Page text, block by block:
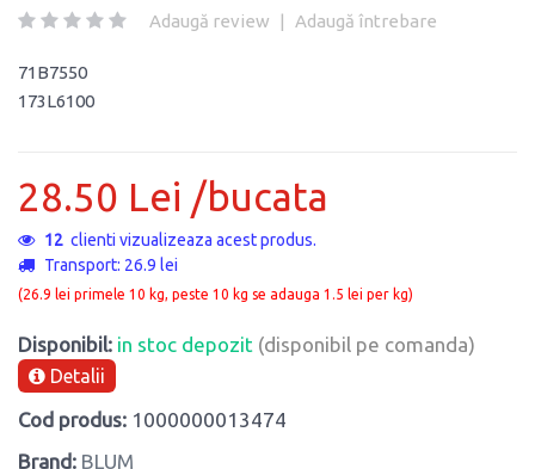
Adaugă review | Adaugă întrebare
71B7550
173L6100
28.50 Lei /bucata
12 clienti vizualizeaza acest produs.
Transport: 26.9 lei
(26.9 lei primele 10 kg, peste 10 kg se adauga 1.5 lei per kg)
Disponibil: in stoc depozit (disponibil pe comanda)
Detalii
Cod produs: 1000000013474
Brand: BLUM